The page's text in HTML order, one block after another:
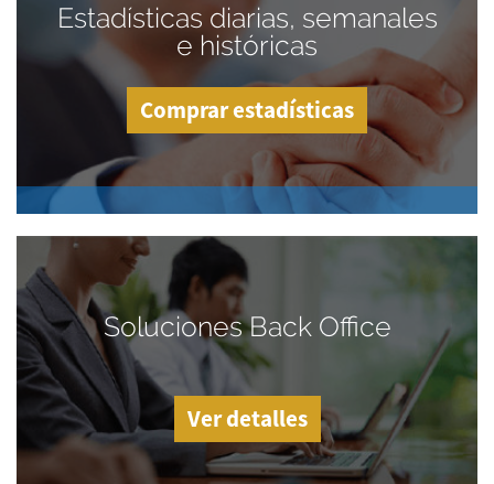
Estadísticas diarias, semanales
e históricas
Comprar estadísticas
Soluciones Back Office
Ver detalles